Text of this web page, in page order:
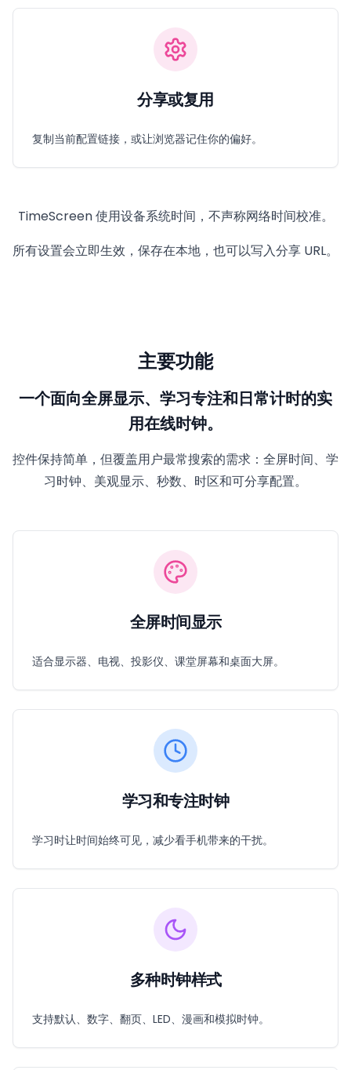
分享或复用
复制当前配置链接，或让浏览器记住你的偏好。
TimeScreen 使用设备系统时间，不声称网络时间校准。
所有设置会立即生效，保存在本地，也可以写入分享 URL。
主要功能
一个面向全屏显示、学习专注和日常计时的实
用在线时钟。
控件保持简单，但覆盖用户最常搜索的需求：全屏时间、学
习时钟、美观显示、秒数、时区和可分享配置。
全屏时间显示
适合显示器、电视、投影仪、课堂屏幕和桌面大屏。
学习和专注时钟
学习时让时间始终可见，减少看手机带来的干扰。
多种时钟样式
支持默认、数字、翻页、LED、漫画和模拟时钟。